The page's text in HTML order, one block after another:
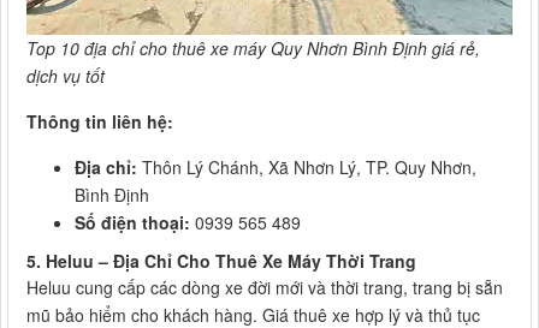
Top 10 địa chỉ cho thuê xe máy Quy Nhơn Bình Định giá rẻ,
dịch vụ tốt
Thông tin liên hệ:
Địa chỉ: Thôn Lý Chánh, Xã Nhơn Lý, TP. Quy Nhơn,
Bình Định
Số điện thoại: 0939 565 489
5. Heluu – Địa Chỉ Cho Thuê Xe Máy Thời Trang
Heluu cung cấp các dòng xe đời mới và thời trang, trang bị sẵn
mũ bảo hiểm cho khách hàng. Giá thuê xe hợp lý và thủ tục